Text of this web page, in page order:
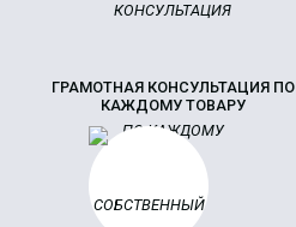
ГРАМОТНАЯ КОНСУЛЬТАЦИЯ ПО
КАЖДОМУ ТОВАРУ